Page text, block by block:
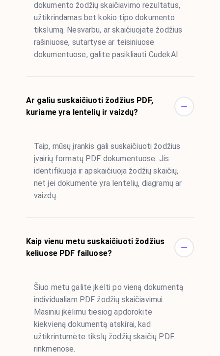
dokumento žodžių skaičiavimo rezultatus,
užtikrindamas bet kokio tipo dokumento
tikslumą. Nesvarbu, ar skaičiuojate žodžius
rašiniuose, sutartyse ar teisiniuose
dokumentuose, galite pasikliauti CudekAI.
Ar galiu suskaičiuoti žodžius PDF,
kuriame yra lentelių ir vaizdų?
Taip, mūsų įrankis gali suskaičiuoti žodžius
įvairių formatų PDF dokumentuose. Jis
identifikuoja ir apskaičiuoja žodžių skaičių,
net jei dokumente yra lentelių, diagramų ar
vaizdų.
Kaip vienu metu suskaičiuoti žodžius
keliuose PDF failuose?
Šiuo metu galite įkelti po vieną dokumentą
individualiam PDF žodžių skaičiavimui.
Masiniu įkėlimu tiesiog apdorokite
kiekvieną dokumentą atskirai, kad
užtikrintumėte tikslų žodžių skaičių PDF
rinkmenose.